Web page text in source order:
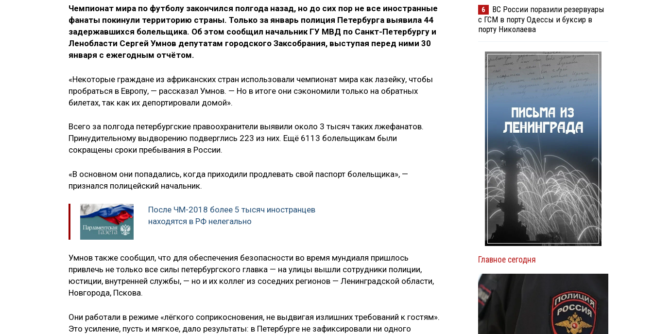
Чемпионат мира по футболу закончился полгода назад, но до сих пор не все иностранные
фанаты покинули территорию страны. Только за январь полиция Петербурга выявила 44
задержавшихся болельщика. Об этом сообщил начальник ГУ МВД по Санкт-Петербургу и
Ленобласти Сергей Умнов депутатам городского Заксобрания, выступая перед ними 30
января с ежегодным отчётом.
«Некоторые граждане из африканских стран использовали чемпионат мира как лазейку, чтобы
пробраться в Европу, — рассказал Умнов. — Но в итоге они сэкономили только на обратных
билетах, так как их депортировали домой».
Всего за полгода петербургские правоохранители выявили около 3 тысяч таких лжефанатов.
Принудительному выдворению подверглись 223 из них. Ещё 6113 болельщикам были
сокращены сроки пребывания в России.
«В основном они попадались, когда приходили продлевать свой паспорт болельщика», —
признался полицейский начальник.
После ЧМ-2018 более 5 тысяч иностранцев
находятся в РФ нелегально
Умнов также сообщил, что для обеспечения безопасности во время мундиаля пришлось
привлечь не только все силы петербургского главка — на улицы вышли сотрудники полиции,
юстиции, внутренней службы, — но и их коллег из соседних регионов — Ленинградской области,
Новгорода, Пскова.
Они работали в режиме «лёгкого соприкосновения, не выдвигая излишних требований к гостям».
Это усиление, пусть и мягкое, дало результаты: в Петербурге не зафиксировали ни одного
6
ВС России поразили резервуары
с ГСМ в порту Одессы и буксир в
порту Николаева
Главное сегодня